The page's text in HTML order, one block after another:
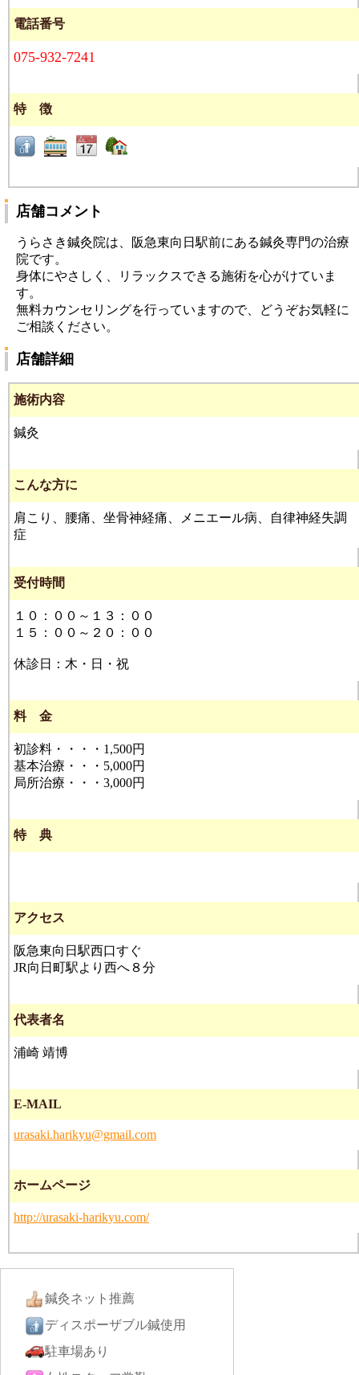
電話番号
075-932-7241
特 徴
店舗コメント
うらさき鍼灸院は、阪急東向日駅前にある鍼灸専門の治療
院です。
身体にやさしく、リラックスできる施術を心がけていま
す。
無料カウンセリングを行っていますので、どうぞお気軽に
ご相談ください。
店舗詳細
施術内容
鍼灸
こんな方に
肩こり、腰痛、坐骨神経痛、メニエール病、自律神経失調
症
受付時間
１０：００～１３：００
１５：００～２０：００
休診日：木・日・祝
料 金
初診料・・・・1,500円
基本治療・・・5,000円
局所治療・・・3,000円
特 典
アクセス
阪急東向日駅西口すぐ
JR向日町駅より西へ８分
代表者名
浦崎 靖博
E-MAIL
urasaki.harikyu@gmail.com
ホームページ
http://urasaki-harikyu.com/
鍼灸ネット推薦
ディスポーザブル鍼使用
駐車場あり